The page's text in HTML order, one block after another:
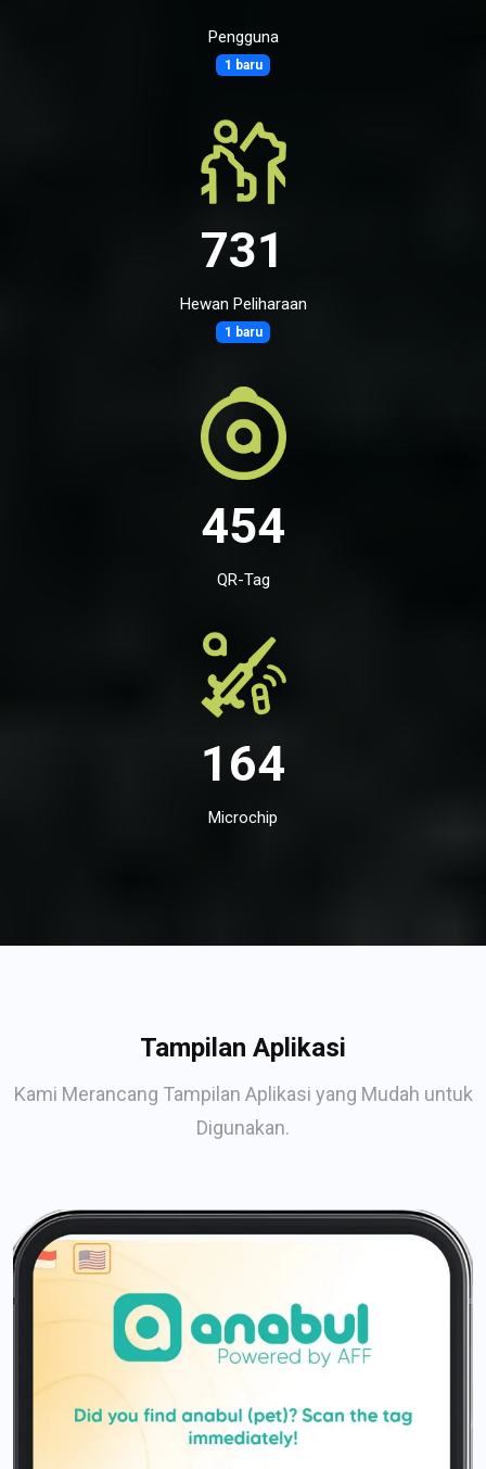
Pengguna
1 baru
731
Hewan Peliharaan
1 baru
454
QR-Tag
164
Microchip
Tampilan Aplikasi
Kami Merancang Tampilan Aplikasi yang Mudah untuk
Digunakan.